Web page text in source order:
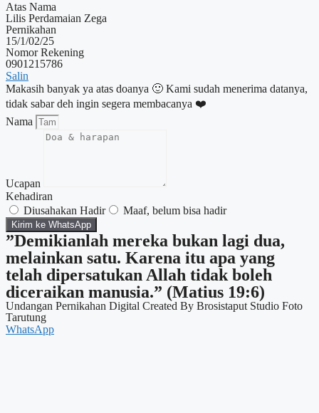
Atas Nama
Lilis Perdamaian Zega
Pernikahan
15/1/02/25
Nomor Rekening
0901215786
Salin
Makasih banyak ya atas doanya 🙂 Kami sudah menerima datanya,
tidak sabar deh ingin segera membacanya ❤️
Nama
Ucapan
Kehadiran
Diusahakan Hadir
Maaf, belum bisa hadir
Kirim ke WhatsApp
”Demikianlah mereka bukan lagi dua,
melainkan satu. Karena itu apa yang
telah dipersatukan Allah tidak boleh
diceraikan manusia.” (Matius 19:6)
Undangan Pernikahan Digital Created By Brosistaput Studio Foto
Tarutung
WhatsApp